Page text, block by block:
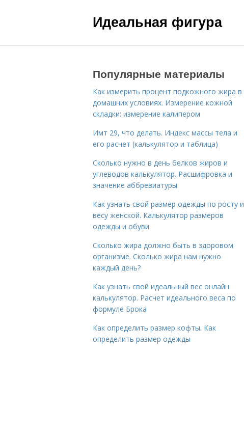
Идеальная фигура
Популярные материалы
Как измерить процент подкожного жира в
домашних условиях. Измерение кожной
складки: измерение калипером
Имт 29, что делать. Индекс массы тела и
его расчет (калькулятор и таблица)
Сколько нужно в день белков жиров и
углеводов калькулятор. Расшифровка и
значение аббревиатуры
Как узнать свой размер одежды по росту и
весу женской. Калькулятор размеров
одежды и обуви
Сколько жира должно быть в здоровом
организме. Сколько жира нам нужно
каждый день?
Как узнать свой идеальный вес онлайн
калькулятор. Расчет идеального веса по
формуле Брока
Как определить размер кофты. Как
определить размер одежды